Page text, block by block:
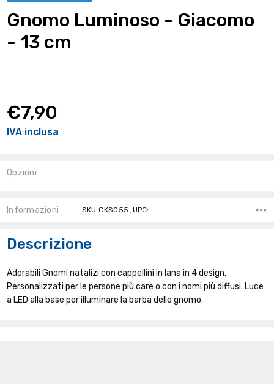
Gnomo Luminoso - Giacomo
- 13 cm
€7,90
IVA inclusa
Opzioni
Attuale:
Informazioni SKU:GKS055 ,UPC:
Descrizione
Adorabili Gnomi natalizi con cappellini in lana in 4 design.
Personalizzati per le persone più care o con i nomi più diffusi. Luce
a LED alla base per illuminare la barba dello gnomo.